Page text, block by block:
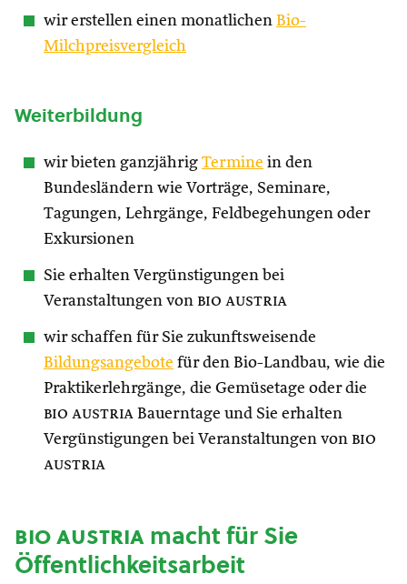
wir erstellen einen monatlichen Bio-
Milchpreisvergleich
Weiterbildung
wir bieten ganzjährig Termine in den
Bundesländern wie Vorträge, Seminare,
Tagungen, Lehrgänge, Feldbegehungen oder
Exkursionen
Sie erhalten Vergünstigungen bei
Veranstaltungen von bio austria
wir schaffen für Sie zukunftsweisende
Bildungsangebote für den Bio-Landbau, wie die
Praktikerlehrgänge, die Gemüsetage oder die
bio austria Bauerntage und Sie erhalten
Vergünstigungen bei Veranstaltungen von bio
austria
bio austriamacht für Sie
Öffentlichkeitsarbeit